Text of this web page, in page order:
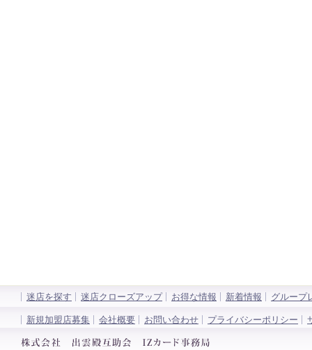
迷店を探す 迷店クローズアップ お得な情報 新着情報 グループ
新規加盟店募集 会社概要 お問い合わせ プライバシーポリシー